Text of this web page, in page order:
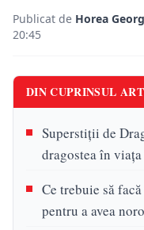
Publicat de Horea
20:45
DIN CUPRINSUL
Superstiții de
dragostea în viața
Ce trebuie să
pentru a avea